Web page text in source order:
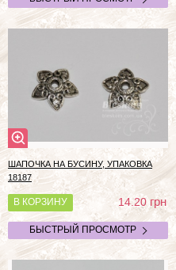
ШАПОЧКА НА БУСИНУ, УПАКОВКА
18187
В КОРЗИНУ 14.20грн
БЫСТРЫЙ ПРОСМОТР